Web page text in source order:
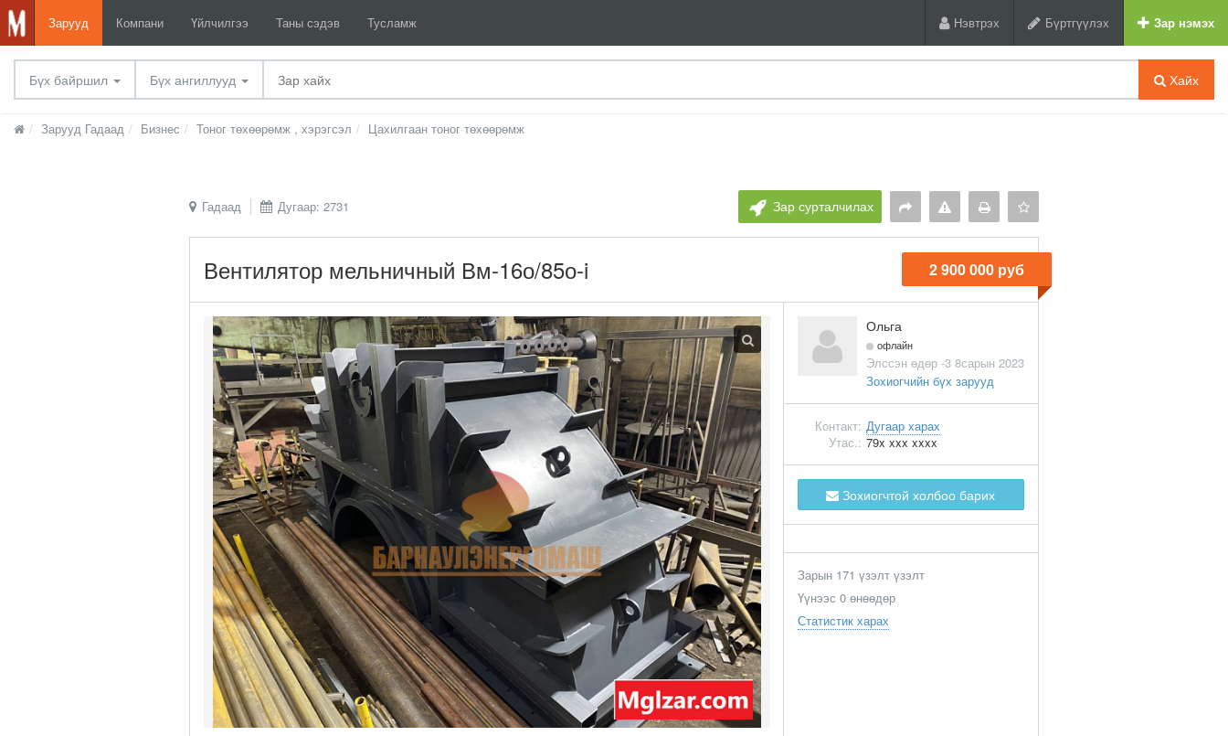
Зарууд Компани Үйлчилгээ Таны сэдэв Тусламж Нэвтрэх Бүртгүүлэх Зар нэмэх
Бүх байршил Бүх ангиллууд Хайх
Зарууд Гадаад Бизнес Тоног төхөөрөмж , хэрэгсэл Цахилгаан тоног төхөөрөмж
Гадаад Дугаар: 2731 Зар сурталчилах
Вентилятор мельничный Вм-16о/85о-i 2 900 000 руб
Ольга
офлайн
Элссэн өдөр -3 8сарын 2023
Зохиогчийн бүх зарууд
Контакт: Дугаар харах
Утас.: 79x xxx xxxx
Зохиогчтой холбоо барих
Зарын 171 үзэлт үзэлт
Үүнээс 0 өнөөдөр
Статистик харах